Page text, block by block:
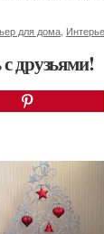
для дома
друзьями!